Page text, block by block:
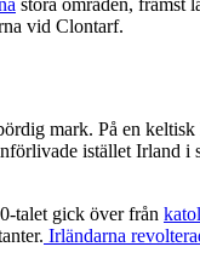
vid Clontarf.
mark. På en
istället Irland i
talet gick över från
Irländarna